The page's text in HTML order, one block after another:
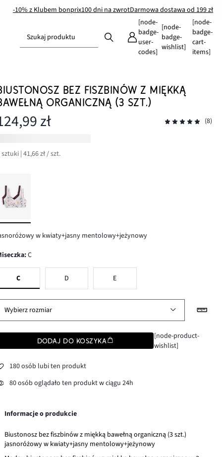
-10% z Klubem bonprix100 dni na zwrotDarmowa dostawa od 199 zł
Szukaj produktu
[node-
badge-
user-
codes]
[node-
badge-
wishlist]
[node-
badge-
cart-
items]
BEZ FISZBINÓW Z MIĘKKĄ
ORGANICZNĄ (3 SZT.)
zł (8)
sztuki | 41,66 zł / szt.
w kwiaty+jasny mentolowy+jeżynowy
Miseczka:C
C D E
Wybierz rozmiar
DODAJ DO KOSZYKA
[node-product-
wishlist]
180 osób lubi ten produkt
80 osób oglądało ten produkt w ciągu 24h
Informacje o produkcie
Biustonosz bez fiszbinów z miękką bawełną organiczną (3 szt.)
jasnoróżowy w kwiaty+jasny mentolowy+jeżynowy